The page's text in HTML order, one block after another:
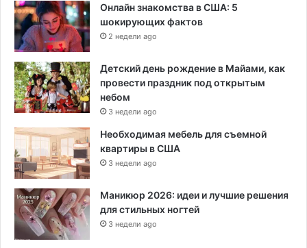
Онлайн знакомства в США: 5
шокирующих фактов
2 недели ago
Детский день рождение в Майами, как
провести праздник под открытым
небом
3 недели ago
Необходимая мебель для съемной
квартиры в США
3 недели ago
Маникюр 2026: идеи и лучшие решения
для стильных ногтей
3 недели ago